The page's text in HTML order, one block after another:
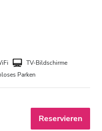
TV-Bildschirme
Parken
Reservieren